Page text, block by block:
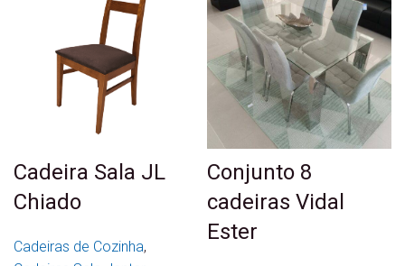
Cadeira Sala JL
Chiado
Cadeiras de Cozinha,
Conjunto 8
cadeiras Vidal
Ester